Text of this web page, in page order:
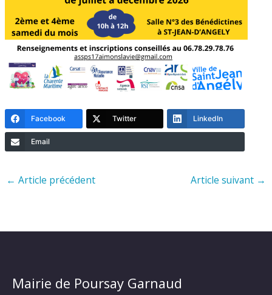
Facebook Twitter LinkedIn
Email
← Article précédent Article suivant →
Mairie de Poursay Garnaud